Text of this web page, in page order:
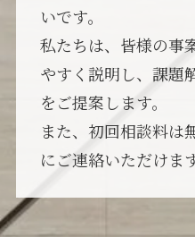
いです。
私たちは、皆様の事
やすく説明し、課題
をご提案します。
また、初回相談料は
にご連絡いただけます